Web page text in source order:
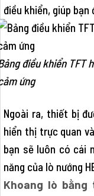
điều khiển, giúp
điều khiển TFT
ứng
Ngoài ra, thiết bị
hiển thị trực quan
bạn sẽ luôn có cái
năng của lò nướng
Khoang lò